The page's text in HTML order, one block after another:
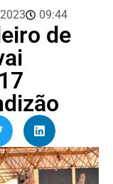
09:44
de